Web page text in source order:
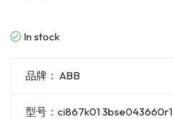
In stock
品牌： ABB
型号：ci867k01 3bse043660r1